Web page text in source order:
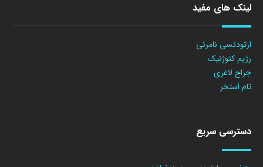
لینک های مفید
ارتودنسی نامرئی
رژیم کتوژنیک
جراح لاغری
تام استخر
دسترسی سریع